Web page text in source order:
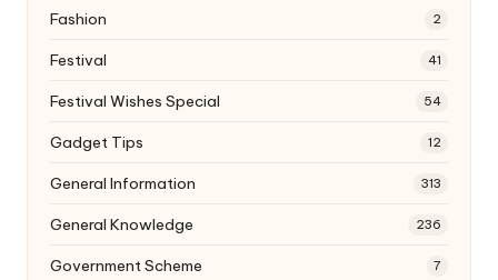
Fashion 2
Festival 41
Festival Wishes Special 54
Gadget Tips 12
General Information 313
General Knowledge 236
Government Scheme 7